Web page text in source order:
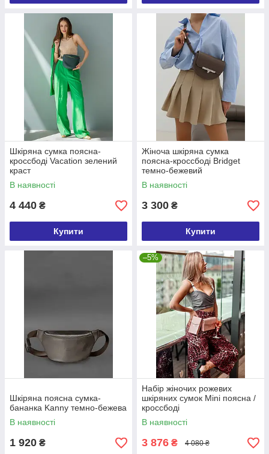
Шкіряна сумка поясна-
кроссбоді Vacation зелений
краст
В наявності
4 440 ₴
Купити
Жіноча шкіряна сумка
поясна-кроссбоді Bridget
темно-бежевий
В наявності
3 300 ₴
Купити
Шкіряна поясна сумка-
бананка Kanny темно-бежева
В наявності
1 920 ₴
–5%
Набір жіночих рожевих
шкіряних сумок Mini поясна /
кроссбоді
В наявності
3 876 ₴ 4 080 ₴